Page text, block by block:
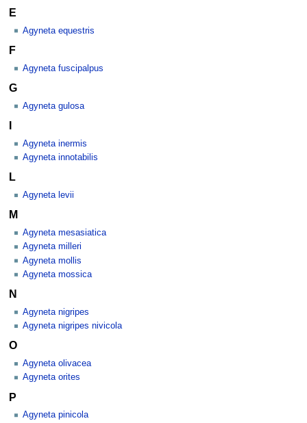
E
Agyneta equestris
F
Agyneta fuscipalpus
G
Agyneta gulosa
I
Agyneta inermis
Agyneta innotabilis
L
Agyneta levii
M
Agyneta mesasiatica
Agyneta milleri
Agyneta mollis
Agyneta mossica
N
Agyneta nigripes
Agyneta nigripes nivicola
O
Agyneta olivacea
Agyneta orites
P
Agyneta pinicola